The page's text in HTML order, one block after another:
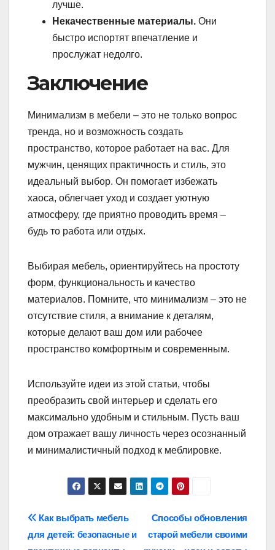
лучше.
Некачественные материалы. Они
быстро испортят впечатление и
прослужат недолго.
Заключение
Минимализм в мебели – это не только вопрос
тренда, но и возможность создать
пространство, которое работает на вас. Для
мужчин, ценящих практичность и стиль, это
идеальный выбор. Он помогает избежать
хаоса, облегчает уход и создает уютную
атмосферу, где приятно проводить время –
будь то работа или отдых.
Выбирая мебель, ориентируйтесь на простоту
форм, функциональность и качество
материалов. Помните, что минимализм – это не
отсутствие стиля, а внимание к деталям,
которые делают ваш дом или рабочее
пространство комфортным и современным.
Используйте идеи из этой статьи, чтобы
преобразить свой интерьер и сделать его
максимально удобным и стильным. Пусть ваш
дом отражает вашу личность через осознанный
и минималистичный подход к меблировке.
Навигация
Способы обновления
старой мебели своими
Как выбрать мебель
для детей: безопасные и